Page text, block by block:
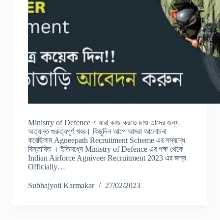
Ministry of Defence এ যারা কাজ করতে চাও তাদের জন্য
অত্যন্ত গুরুত্বপূর্ণ খবর। কিছুদিন আগে আমরা আলোচনা
করেছিলাম Agneepath Recruitment Scheme এর সম্বন্ধে
বিস্তারিত । ইতিমধ্যে Ministry of Defence এর পক্ষ থেকে
Indian Airforce Agniveer Recruitment 2023 এর জন্য
Officially…
Subhajyoti Karmakar 27/02/2023